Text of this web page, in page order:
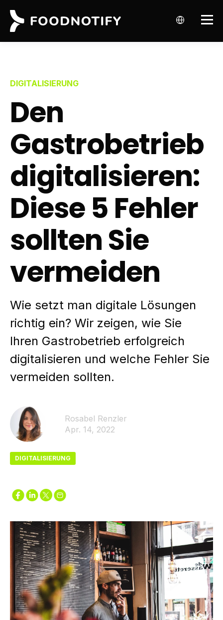
DIGITALISIERUNG
Den
Gastrobetrieb
digitalisieren:
Diese 5 Fehler
sollten Sie
vermeiden
Wie setzt man digitale Lösungen
richtig ein? Wir zeigen, wie Sie
Ihren Gastrobetrieb erfolgreich
digitalisieren und welche Fehler Sie
vermeiden sollten.
Rosabel Renzler
Apr. 14, 2022
DIGITALISIERUNG